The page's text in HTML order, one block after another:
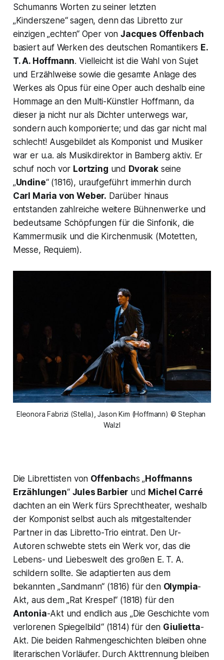
Schumanns Worten zu seiner letzten
„Kinderszene“sagen, denn das Libretto zur
einzigen „echten“ Oper vonJacques Offenbach
basiert auf Werken des deutschen Romantikers E.
T. A. Hoffmann. Vielleicht ist die Wahl von Sujet
und Erzählweise sowie die gesamte Anlage des
Werkes als Opus für eine Oper auch deshalb eine
Hommage an den Multi-Künstler Hoffmann, da
dieser ja nicht nur als Dichter unterwegs war,
sondern auch komponierte; und das gar nicht mal
schlecht! Ausgebildet als Komponist und Musiker
war er u.a. als Musikdirektor in Bamberg aktiv. Er
schuf noch vor Lortzing und Dvorakseine
„Undine“ (1816), uraufgeführt immerhin durch
Carl Maria von Weber. Darüber hinaus
entstanden zahlreiche weitere Bühnenwerke und
bedeutsame Schöpfungen für die Sinfonik, die
Kammermusik und die Kirchenmusik (Motetten,
Messe, Requiem).
Eleonora Fabrizi (Stella), Jason Kim (Hoffmann) © Stephan
Walzl
Die Librettisten von Offenbachs „Hoffmanns
Erzählungen“ Jules Barbier und Michel Carré
dachten an ein Werk fürs Sprechtheater, weshalb
der Komponist selbst auch als mitgestaltender
Partner in das Libretto-Trio eintrat. Den Ur-
Autoren schwebte stets ein Werk vor, das die
Lebens- und Liebeswelt des großen E. T. A.
schildern sollte. Sie adaptierten aus dem
bekannten „Sandmann“ (1816) für den Olympia-
Akt, aus dem „Rat Krespel“ (1818) für den
Antonia-Akt und endlich aus „Die Geschichte vom
verlorenen Spiegelbild“ (1814) für den Giulietta-
Akt. Die beiden Rahmengeschichten bleiben ohne
literarischen Vorläufer. Durch Akttrennung bleiben